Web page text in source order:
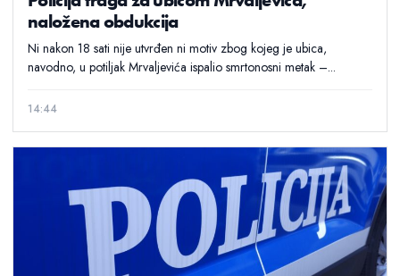
naložena obdukcija
Ni nakon 18 sati nije utvrđen ni motiv zbog kojeg je ubica,
navodno, u potiljak Mrvaljevića ispalio smrtonosni metak –...
14:44